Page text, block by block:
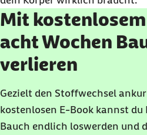
Mit
acht Wochen
verlieren
Gezielt den Stoffwechsel
kostenlosen E-Book kannst du
Bauch endlich loswerden und